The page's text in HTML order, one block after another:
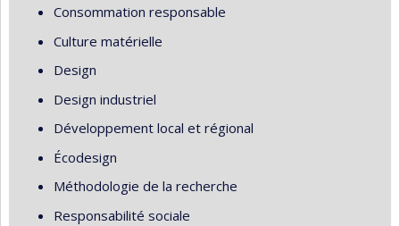
Consommation responsable
Culture matérielle
Design
Design industriel
Développement local et régional
Écodesign
Méthodologie de la recherche
Responsabilité sociale